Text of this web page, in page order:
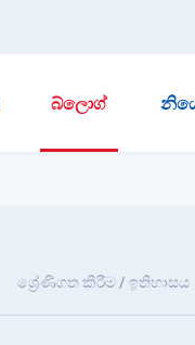
බ්ලොග්
ශ්‍රේණිගත කිරීම / ඉතිහාසය